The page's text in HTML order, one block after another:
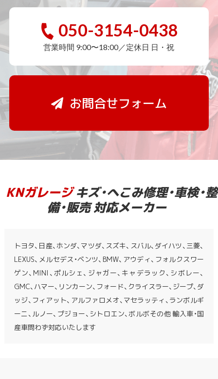
050-3154-0438
営業時間 9:00〜18:00／定休日 日・祝
お問合せフォーム
KNガレージキズ・へこみ修理・車検・整
備・販売 対応メーカー
トヨタ、日産、ホンダ、マツダ、スズキ、スバル、ダイハツ、三菱、
LEXUS、メルセデス・ベンツ、BMW、アウディ、フォルクスワー
ゲン、MINI、ポルシェ、ジャガー、キャデラック、シボレー、
GMC、ハマー、リンカーン、フォード、クライスラー、ジープ、ダ
ッジ、フィアット、アルファロメオ、マセラッティ、ランボルギ
ーニ、ルノー、プジョー、シトロエン、ボルボその他 輸入車・国
産車問わず対応いたします